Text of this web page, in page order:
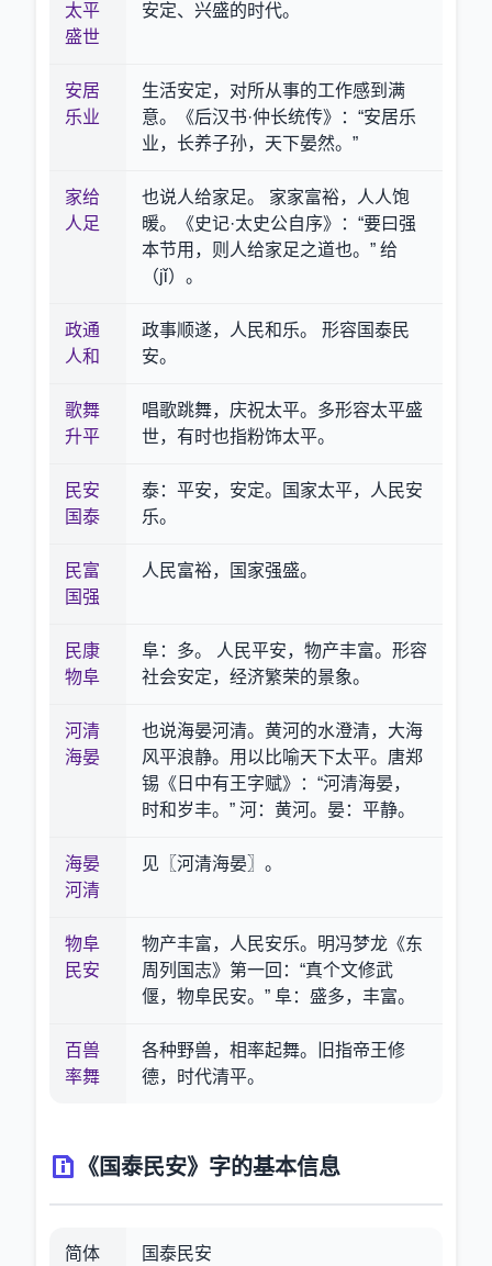
太平
盛世
安定、兴盛的时代。
安居
乐业
生活安定，对所从事的工作感到满
意。《后汉书·仲长统传》：“安居乐
业，长养子孙，天下晏然。”
家给
人足
也说人给家足。 家家富裕，人人饱
暖。《史记·太史公自序》：“要曰强
本节用，则人给家足之道也。” 给
（jǐ）。
政通
人和
政事顺遂，人民和乐。 形容国泰民
安。
歌舞
升平
唱歌跳舞，庆祝太平。多形容太平盛
世，有时也指粉饰太平。
民安
国泰
泰：平安，安定。国家太平，人民安
乐。
民富
国强
人民富裕，国家强盛。
民康
物阜
阜：多。 人民平安，物产丰富。形容
社会安定，经济繁荣的景象。
河清
海晏
也说海晏河清。黄河的水澄清，大海
风平浪静。用以比喻天下太平。唐郑
锡《日中有王字赋》：“河清海晏，
时和岁丰。” 河：黄河。晏：平静。
海晏
河清
见〖河清海晏〗。
物阜
民安
物产丰富，人民安乐。明冯梦龙《东
周列国志》第一回：“真个文修武
偃，物阜民安。” 阜：盛多，丰富。
百兽
率舞
各种野兽，相率起舞。旧指帝王修
德，时代清平。
《国泰民安》字的基本信息
简体 国泰民安